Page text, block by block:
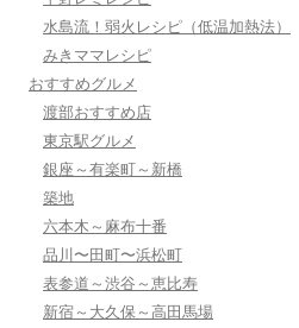
水島流！弱火レシピ（低温加熱法）
みきママレシピ
おすすめグルメ
渡部おすすめ店
東京駅グルメ
銀座～有楽町～新橋
築地
六本木～麻布十番
品川〜田町〜浜松町
表参道～渋谷～恵比寿
新宿～大久保～高田馬場